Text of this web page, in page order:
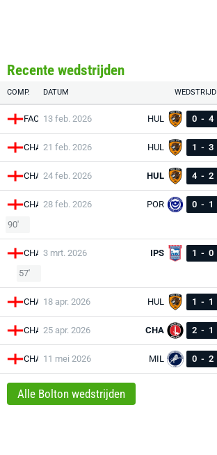
Recente wedstrijden
COMP. DATUM WEDSTRIJD
FAC 13 feb. 2026 HUL 0 - 4
CHA 21 feb. 2026 HUL 1 - 3
CHA 24 feb. 2026 HUL 4 - 2
CHA 28 feb. 2026 POR 0 - 1
90'
CHA 3 mrt. 2026 IPS 1 - 0
57'
CHA 18 apr. 2026 HUL 1 - 1
CHA 25 apr. 2026 CHA 2 - 1
CHA 11 mei 2026 MIL 0 - 2
Alle Bolton wedstrijden